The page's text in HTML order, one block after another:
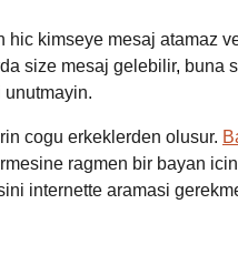
kimseye mesaj atamaz
size mesaj gelebilir, buna
cogu erkeklerden olusur.
ragmen bir bayan
internette aramasi